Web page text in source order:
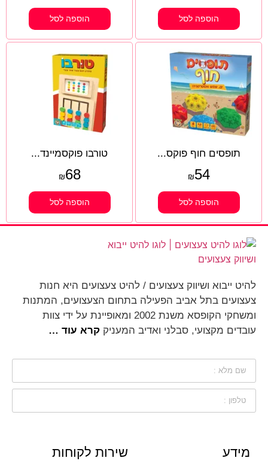
הוספה לסל הוספה לסל
תופסים חוף פוקס...
₪54
הוספה לסל
טורבו פוקסמיינד...
₪68
הוספה לסל
להיט ייבוא ושיווק צעצועים / להיט צעצועים היא חנות
צעצועים בתל אביב הפעילה בתחום הצעצועים, המתנות
ומשחקי הקופסא משנת 2002 ומאופיינת על ידי צוות
עובדים מקצועי, סבלני ואדיב המעניק קרא עוד …
מידע שירות לקוחות